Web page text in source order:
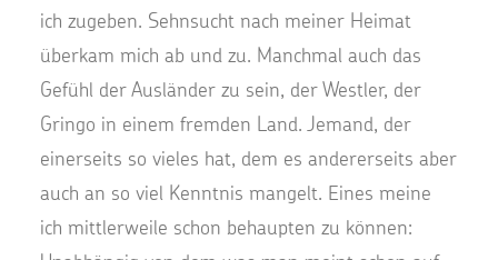
ich zugeben. Sehnsucht nach meiner Heimat
überkam mich ab und zu. Manchmal auch das
Gefühl der Ausländer zu sein, der Westler, der
Gringo in einem fremden Land. Jemand, der
einerseits so vieles hat, dem es andererseits aber
auch an so viel Kenntnis mangelt. Eines meine
ich mittlerweile schon behaupten zu können: